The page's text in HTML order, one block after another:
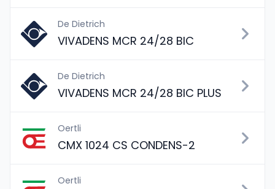
De Dietrich
VIVADENS MCR 24/28 BIC
De Dietrich
VIVADENS MCR 24/28 BIC PLUS
Oertli
CMX 1024 CS CONDENS-2
Oertli